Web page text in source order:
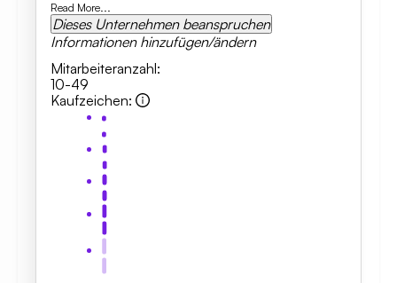
Read More...
Dieses Unternehmen beanspruchen
Informationen hinzufügen/ändern
Mitarbeiteranzahl:
10-49
Kaufzeichen: